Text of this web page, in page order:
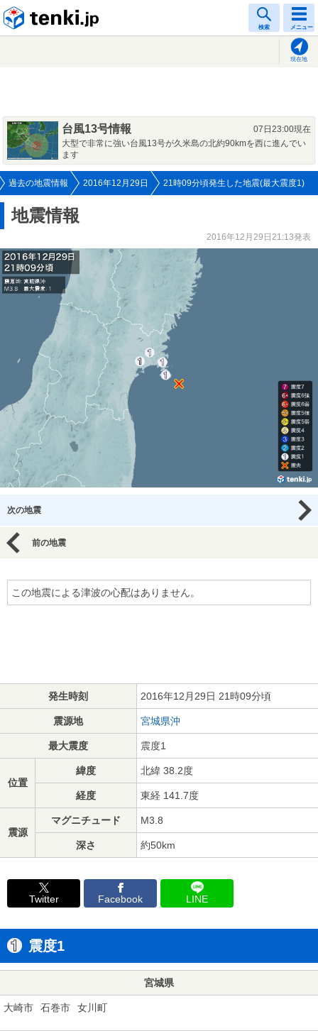
検索 メニュー
現在地
台風13号情報
07日23:00現在
大型で非常に強い台風13号が久米島の北約90kmを西に進んでい
ます
過去の地震情報 2016年12月29日 21時09分頃発生した地震(最大震度1)
地震情報
2016年12月29日21:13発表
次の地震
前の地震
この地震による津波の心配はありません。
発生時刻 2016年12月29日 21時09分頃
震源地 宮城県沖
最大震度 震度1
位置
緯度 北緯 38.2度
経度 東経 141.7度
震源
マグニチュード M3.8
深さ 約50km
Twitter Facebook LINE
震度1
宮城県
大崎市 石巻市 女川町